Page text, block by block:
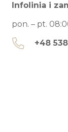
opracia
Infolinia i
pon. – pt.
+48